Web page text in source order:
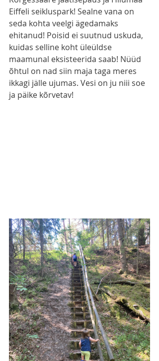
Eiffeli seikluspark! Sealne vana on
seda kohta veelgi ägedamaks
ehitanud! Poisid ei suutnud uskuda,
kuidas selline koht üleüldse
maamunal eksisteerida saab! Nüüd
õhtul on nad siin maja taga meres
ikkagi jälle ujumas. Vesi on ju niii soe
ja päike kõrvetav!